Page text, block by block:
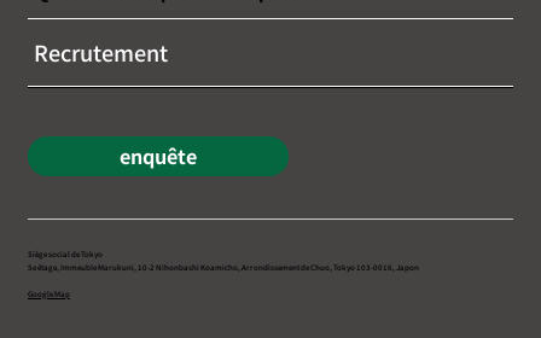
Recrutement
enquête
Siège social de Tokyo
5e étage, Immeuble Marukuni, 10-2 Nihonbashi Koamicho, Arrondissement de Chuo, Tokyo 103-0016, Japon
Google Map